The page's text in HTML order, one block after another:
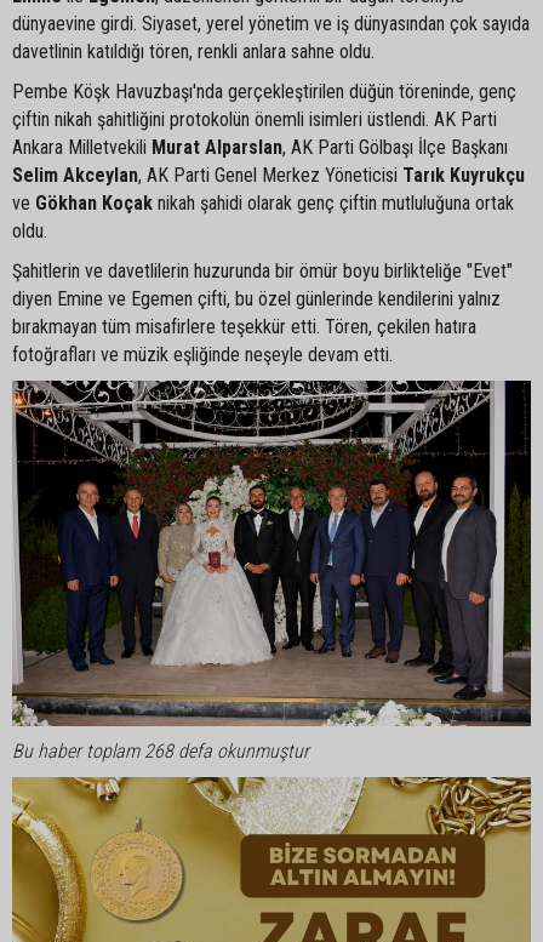
dünyaevine girdi. Siyaset, yerel yönetim ve iş dünyasından çok sayıda
davetlinin katıldığı tören, renkli anlara sahne oldu.
Pembe Köşk Havuzbaşı'nda gerçekleştirilen düğün töreninde, genç
çiftin nikah şahitliğini protokolün önemli isimleri üstlendi. AK Parti
Ankara Milletvekili Murat Alparslan, AK Parti Gölbaşı İlçe Başkanı
Selim Akceylan, AK Parti Genel Merkez Yöneticisi Tarık Kuyrukçu
ve Gökhan Koçak nikah şahidi olarak genç çiftin mutluluğuna ortak
oldu.
Şahitlerin ve davetlilerin huzurunda bir ömür boyu birlikteliğe "Evet"
diyen Emine ve Egemen çifti, bu özel günlerinde kendilerini yalnız
bırakmayan tüm misafirlere teşekkür etti. Tören, çekilen hatıra
fotoğrafları ve müzik eşliğinde neşeyle devam etti.
Bu haber toplam 268 defa okunmuştur